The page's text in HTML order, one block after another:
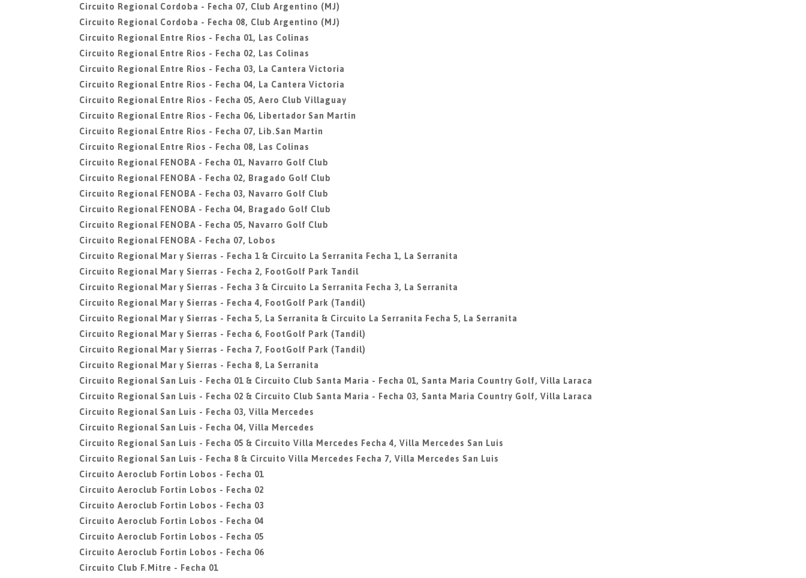
Circuito Regional Cordoba - Fecha 07, Club Argentino (MJ)
Circuito Regional Cordoba - Fecha 08, Club Argentino (MJ)
Circuito Regional Entre Rios - Fecha 01, Las Colinas
Circuito Regional Entre Rios - Fecha 02, Las Colinas
Circuito Regional Entre Rios - Fecha 03, La Cantera Victoria
Circuito Regional Entre Rios - Fecha 04, La Cantera Victoria
Circuito Regional Entre Rios - Fecha 05, Aero Club Villaguay
Circuito Regional Entre Rios - Fecha 06, Libertador San Martin
Circuito Regional Entre Rios - Fecha 07, Lib.San Martin
Circuito Regional Entre Rios - Fecha 08, Las Colinas
Circuito Regional FENOBA - Fecha 01, Navarro Golf Club
Circuito Regional FENOBA - Fecha 02, Bragado Golf Club
Circuito Regional FENOBA - Fecha 03, Navarro Golf Club
Circuito Regional FENOBA - Fecha 04, Bragado Golf Club
Circuito Regional FENOBA - Fecha 05, Navarro Golf Club
Circuito Regional FENOBA - Fecha 07, Lobos
Circuito Regional Mar y Sierras - Fecha 1 & Circuito La Serranita Fecha 1, La Serranita
Circuito Regional Mar y Sierras - Fecha 2, FootGolf Park Tandil
Circuito Regional Mar y Sierras - Fecha 3 & Circuito La Serranita Fecha 3, La Serranita
Circuito Regional Mar y Sierras - Fecha 4, FootGolf Park (Tandil)
Circuito Regional Mar y Sierras - Fecha 5, La Serranita & Circuito La Serranita Fecha 5, La Serranita
Circuito Regional Mar y Sierras - Fecha 6, FootGolf Park (Tandil)
Circuito Regional Mar y Sierras - Fecha 7, FootGolf Park (Tandil)
Circuito Regional Mar y Sierras - Fecha 8, La Serranita
Circuito Regional San Luis - Fecha 01 & Circuito Club Santa Maria - Fecha 01, Santa Maria Country Golf, Villa Laraca
Circuito Regional San Luis - Fecha 02 & Circuito Club Santa Maria - Fecha 03, Santa Maria Country Golf, Villa Laraca
Circuito Regional San Luis - Fecha 03, Villa Mercedes
Circuito Regional San Luis - Fecha 04, Villa Mercedes
Circuito Regional San Luis - Fecha 05 & Circuito Villa Mercedes Fecha 4, Villa Mercedes San Luis
Circuito Regional San Luis - Fecha 8 & Circuito Villa Mercedes Fecha 7, Villa Mercedes San Luis
Circuito Aeroclub Fortin Lobos - Fecha 01
Circuito Aeroclub Fortin Lobos - Fecha 02
Circuito Aeroclub Fortin Lobos - Fecha 03
Circuito Aeroclub Fortin Lobos - Fecha 04
Circuito Aeroclub Fortin Lobos - Fecha 05
Circuito Aeroclub Fortin Lobos - Fecha 06
Circuito Club F.Mitre - Fecha 01